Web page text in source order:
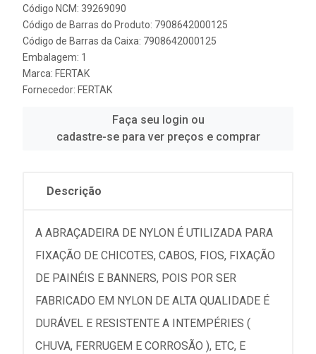
Código NCM: 39269090
Código de Barras do Produto: 7908642000125
Código de Barras da Caixa: 7908642000125
Embalagem: 1
Marca: FERTAK
Fornecedor: FERTAK
Faça seu login ou
cadastre-se para ver preços e comprar
Descrição
A ABRAÇADEIRA DE NYLON É UTILIZADA PARA
FIXAÇÃO DE CHICOTES, CABOS, FIOS, FIXAÇÃO
DE PAINÉIS E BANNERS, POIS POR SER
FABRICADO EM NYLON DE ALTA QUALIDADE É
DURÁVEL E RESISTENTE A INTEMPÉRIES (
CHUVA, FERRUGEM E CORROSÃO ), ETC, E